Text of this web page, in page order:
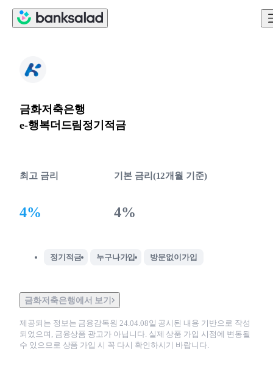
금화저축은행
e-행복더드림정기적금
최고 금리
4%
기본 금리(12개월 기준)
4%
정기적금 누구나가입 방문없이가입
금화저축은행에서 보기
제공되는 정보는 금융감독원24.04.08일 공시된 내용 기반으로 작성
되었으며, 금융상품 광고가 아닙니다. 실제 상품 가입 시점에 변동될
수 있으므로 상품 가입 시 꼭 다시 확인하시기 바랍니다.